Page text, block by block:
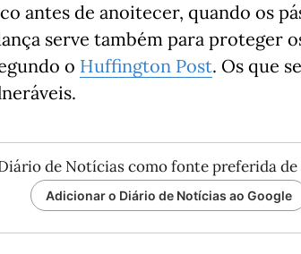
antes de anoitecer, quando os
serve também para proteger
o Huffington Post. Os que
de Notícias como fonte preferida
Adicionar o Diário de Notícias ao Google